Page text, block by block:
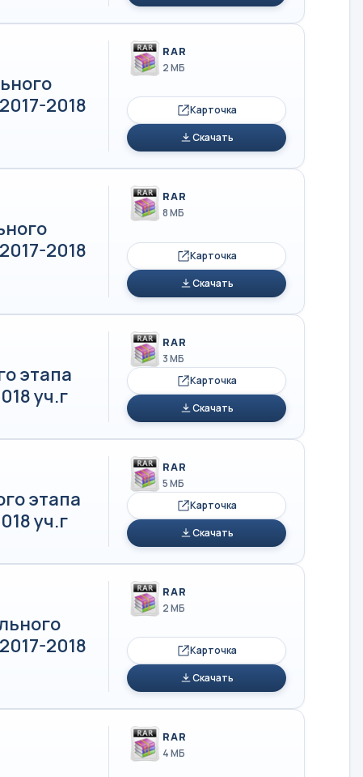
2018
RAR
2 МБ
Карточка
Скачать
2018
RAR
8 МБ
Карточка
Скачать
этапа
уч.г
RAR
3 МБ
Карточка
Скачать
этапа
уч.г
RAR
5 МБ
Карточка
Скачать
2018
RAR
2 МБ
Карточка
Скачать
RAR
4 МБ